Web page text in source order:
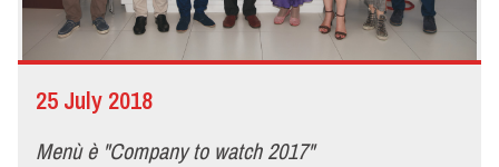
25 July 2018
Menù è "Company to watch 2017"